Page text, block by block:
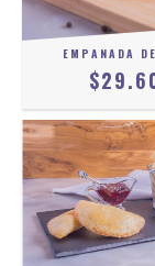
EMPANADA